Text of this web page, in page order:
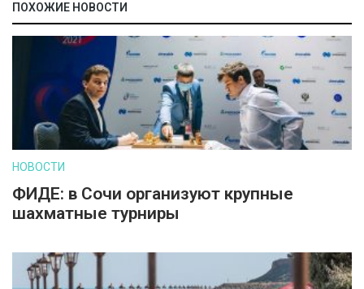
ПОХОЖИЕ НОВОСТИ
НОВОСТИ
ФИДЕ: в Сочи организуют крупные
шахматные турниры